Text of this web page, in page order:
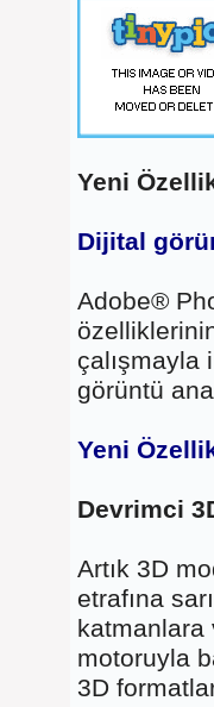
Yeni
Dijital
Adobe®
çalışmayla
görüntü
Yeni
Devrimci
Artık 3D
etrafına
katmanlara
motoruyla
3D